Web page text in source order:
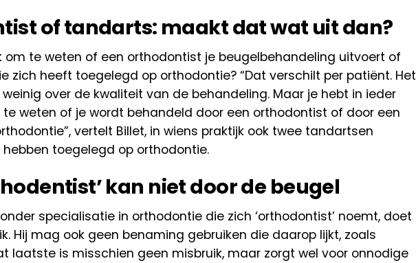
of tandarts: maakt dat wat uit dan?
om te weten of een orthodontist je beugelbehandeling uitvoert of
zich heeft toegelegd op orthodontie? “Dat verschilt per patiënt. Het
over de kwaliteit van de behandeling. Maar je hebt in ieder
weten of je wordt behandeld door een orthodontist of door een
vertelt Billet, in wiens praktijk ook twee tandartsen
hebben toegelegd op orthodontie.
kan niet door de beugel
specialisatie in orthodontie die zich ‘orthodontist’ noemt, doet
Hij mag ook geen benaming gebruiken die daarop lijkt, zoals
laatste is misschien geen misbruik, maar zorgt wel voor onnodige